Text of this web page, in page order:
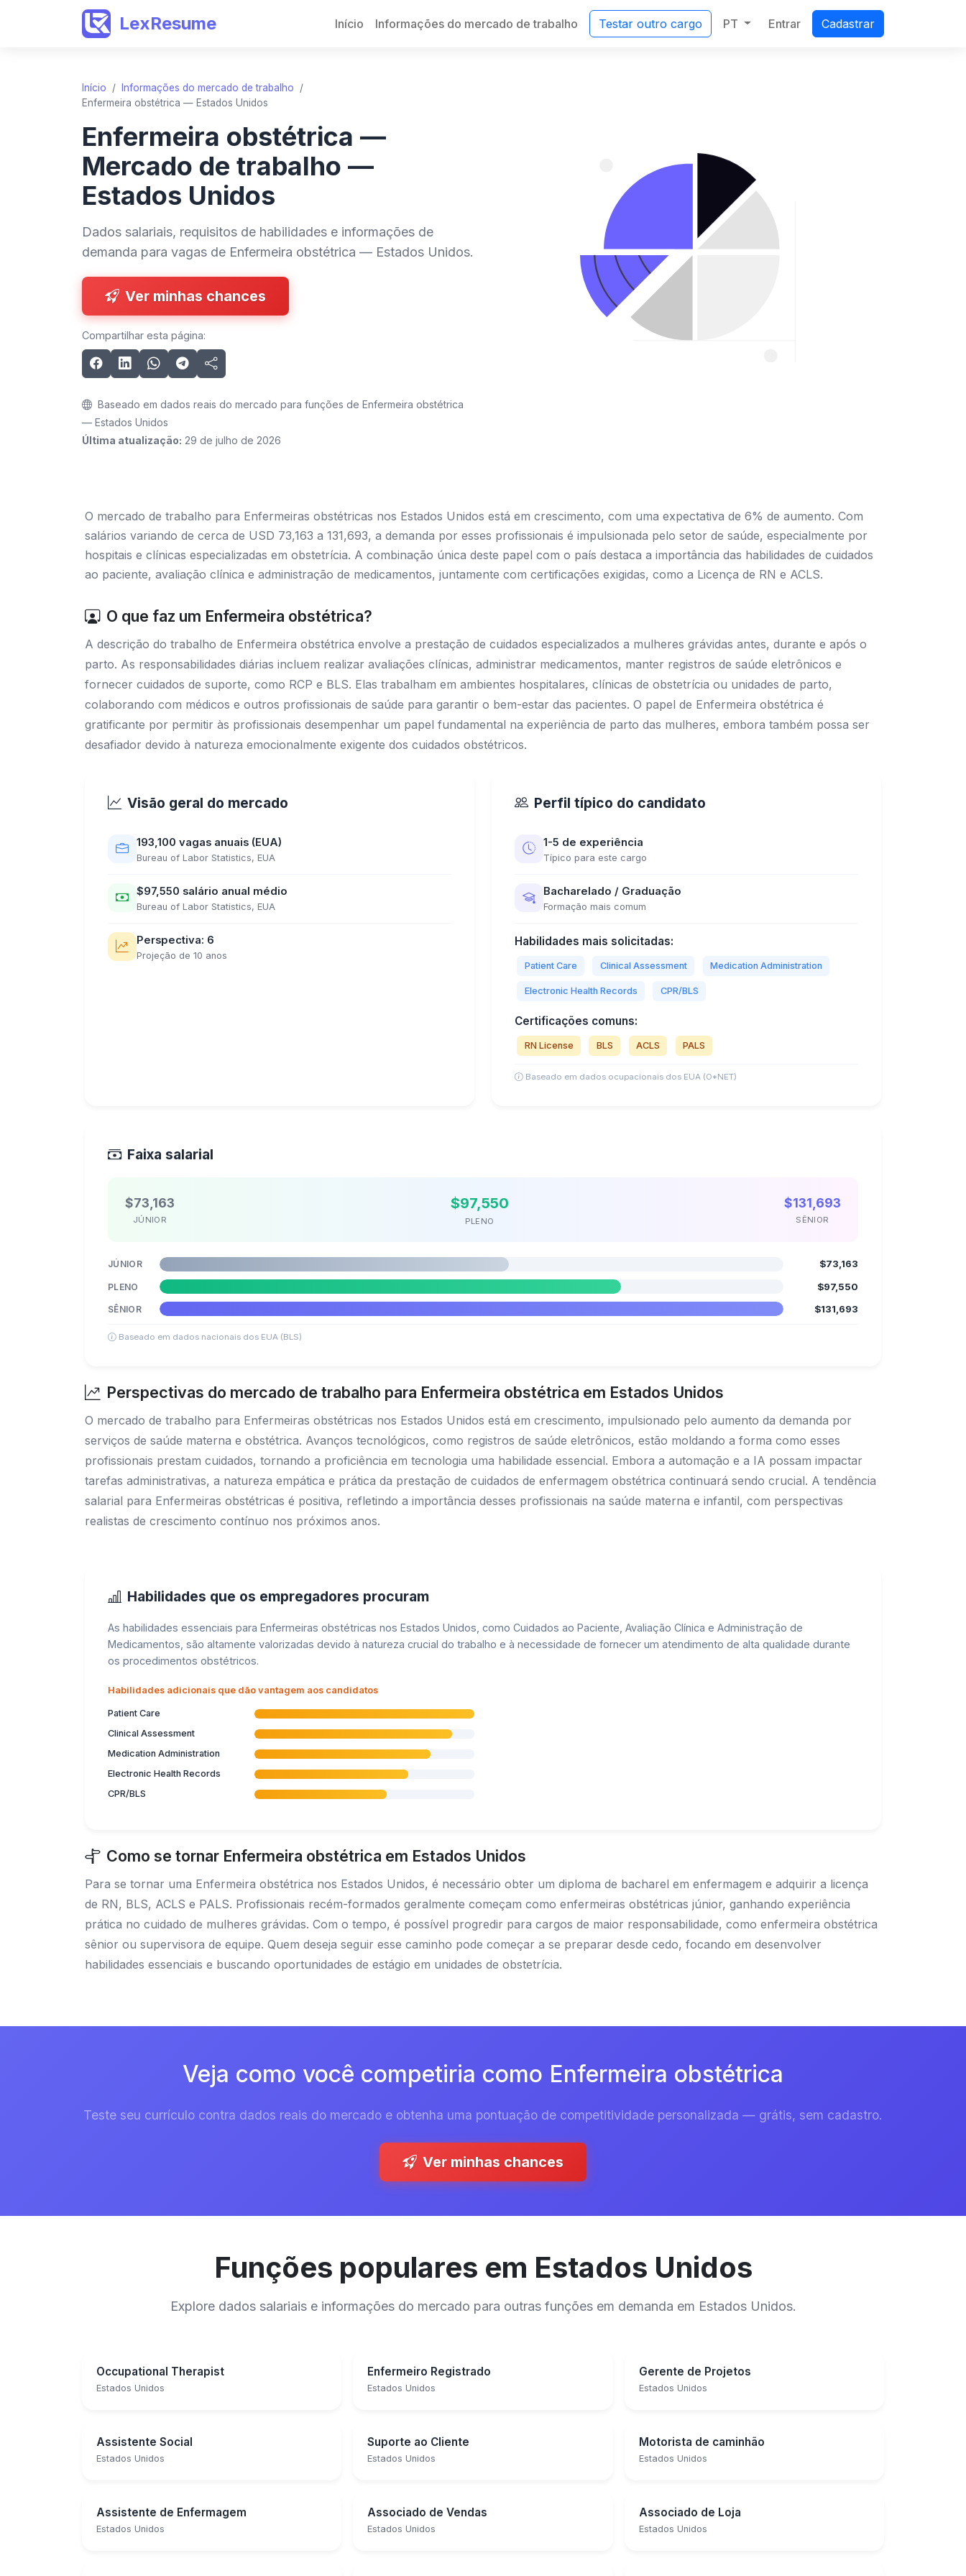
LexResume Início Informações do mercado de trabalho Testar outro cargo PT Entrar Cadastrar
Início / Informações do mercado de trabalho
/
Enfermeira obstétrica — Estados Unidos
Enfermeira obstétrica —
Mercado de trabalho —
Estados Unidos
Dados salariais, requisitos de habilidades e informações de
demanda para vagas de Enfermeira obstétrica — Estados Unidos.
Ver minhas chances
Compartilhar esta página:
Baseado em dados reais do mercado para funções de Enfermeira obstétrica
— Estados Unidos
Última atualização: 29 de julho de 2026
O mercado de trabalho para Enfermeiras obstétricas nos Estados Unidos está em crescimento, com uma expectativa de 6% de aumento. Com
salários variando de cerca de USD 73,163 a 131,693, a demanda por esses profissionais é impulsionada pelo setor de saúde, especialmente por
hospitais e clínicas especializadas em obstetrícia. A combinação única deste papel com o país destaca a importância das habilidades de cuidados
ao paciente, avaliação clínica e administração de medicamentos, juntamente com certificações exigidas, como a Licença de RN e ACLS.
O que faz um Enfermeira obstétrica?
A descrição do trabalho de Enfermeira obstétrica envolve a prestação de cuidados especializados a mulheres grávidas antes, durante e após o
parto. As responsabilidades diárias incluem realizar avaliações clínicas, administrar medicamentos, manter registros de saúde eletrônicos e
fornecer cuidados de suporte, como RCP e BLS. Elas trabalham em ambientes hospitalares, clínicas de obstetrícia ou unidades de parto,
colaborando com médicos e outros profissionais de saúde para garantir o bem-estar das pacientes. O papel de Enfermeira obstétrica é
gratificante por permitir às profissionais desempenhar um papel fundamental na experiência de parto das mulheres, embora também possa ser
desafiador devido à natureza emocionalmente exigente dos cuidados obstétricos.
Visão geral do mercado
193,100 vagas anuais (EUA)
Bureau of Labor Statistics, EUA
$97,550 salário anual médio
Bureau of Labor Statistics, EUA
Perspectiva: 6
Projeção de 10 anos
Perfil típico do candidato
1-5 de experiência
Típico para este cargo
Bacharelado / Graduação
Formação mais comum
Habilidades mais solicitadas:
Patient Care Clinical Assessment Medication Administration
Electronic Health Records CPR/BLS
Certificações comuns:
RN License BLS ACLS PALS
Baseado em dados ocupacionais dos EUA (O*NET)
Faixa salarial
$73,163
JÚNIOR
$97,550
PLENO
$131,693
SÊNIOR
JÚNIOR $73,163
PLENO $97,550
SÊNIOR $131,693
Baseado em dados nacionais dos EUA (BLS)
Perspectivas do mercado de trabalho para Enfermeira obstétrica em Estados Unidos
O mercado de trabalho para Enfermeiras obstétricas nos Estados Unidos está em crescimento, impulsionado pelo aumento da demanda por
serviços de saúde materna e obstétrica. Avanços tecnológicos, como registros de saúde eletrônicos, estão moldando a forma como esses
profissionais prestam cuidados, tornando a proficiência em tecnologia uma habilidade essencial. Embora a automação e a IA possam impactar
tarefas administrativas, a natureza empática e prática da prestação de cuidados de enfermagem obstétrica continuará sendo crucial. A tendência
salarial para Enfermeiras obstétricas é positiva, refletindo a importância desses profissionais na saúde materna e infantil, com perspectivas
realistas de crescimento contínuo nos próximos anos.
Habilidades que os empregadores procuram
As habilidades essenciais para Enfermeiras obstétricas nos Estados Unidos, como Cuidados ao Paciente, Avaliação Clínica e Administração de
Medicamentos, são altamente valorizadas devido à natureza crucial do trabalho e à necessidade de fornecer um atendimento de alta qualidade durante
os procedimentos obstétricos.
Habilidades adicionais que dão vantagem aos candidatos
Patient Care
Clinical Assessment
Medication Administration
Electronic Health Records
CPR/BLS
Como se tornar Enfermeira obstétrica em Estados Unidos
Para se tornar uma Enfermeira obstétrica nos Estados Unidos, é necessário obter um diploma de bacharel em enfermagem e adquirir a licença
de RN, BLS, ACLS e PALS. Profissionais recém-formados geralmente começam como enfermeiras obstétricas júnior, ganhando experiência
prática no cuidado de mulheres grávidas. Com o tempo, é possível progredir para cargos de maior responsabilidade, como enfermeira obstétrica
sênior ou supervisora de equipe. Quem deseja seguir esse caminho pode começar a se preparar desde cedo, focando em desenvolver
habilidades essenciais e buscando oportunidades de estágio em unidades de obstetrícia.
Veja como você competiria como Enfermeira obstétrica
Teste seu currículo contra dados reais do mercado e obtenha uma pontuação de competitividade personalizada — grátis, sem cadastro.
Ver minhas chances
Funções populares em Estados Unidos
Explore dados salariais e informações do mercado para outras funções em demanda em Estados Unidos.
Occupational Therapist
Estados Unidos
Enfermeiro Registrado
Estados Unidos
Gerente de Projetos
Estados Unidos
Assistente Social
Estados Unidos
Suporte ao Cliente
Estados Unidos
Motorista de caminhão
Estados Unidos
Assistente de Enfermagem
Estados Unidos
Associado de Vendas
Estados Unidos
Associado de Loja
Estados Unidos